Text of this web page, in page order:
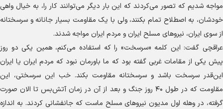
مواجه شدیم که تصور می‌کردند که این بار دیگر می‌توانند کار را، به خیال واهی
خودشان، به اصطلاح تمام بکنند، ولی با یک مقاومت بسیار جانانه و سرسختانه
از سوی ایران، نیرو‌های مسلح ایران و مردم ایران مواجه شدند.
عراقچی گفت: این کلمه «سرسخت» را که استفاده می‌کنم، همین یکی دو روز
پیش یکی از مقامات غربی گفته بود که ما باورمان نبود که مردم ایران یا ایران
این‌قدر سرسخت باشد و سرسختانه مقاومت بکند. خب این سرسختی، این
مقاومت که در طول ۴۰ روز جنگ و بعد از آن در زمان آتش‌بس تا الان صورت
گرفته، در وهله اول مدیون نیرو‌های مسلح ماست که جانفشانی کردند. به اندازه